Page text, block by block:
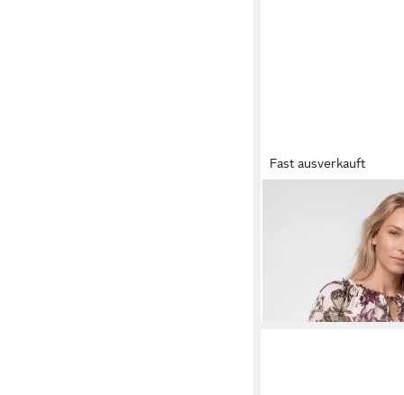
Fast ausverkauft
allover Regular fit mit